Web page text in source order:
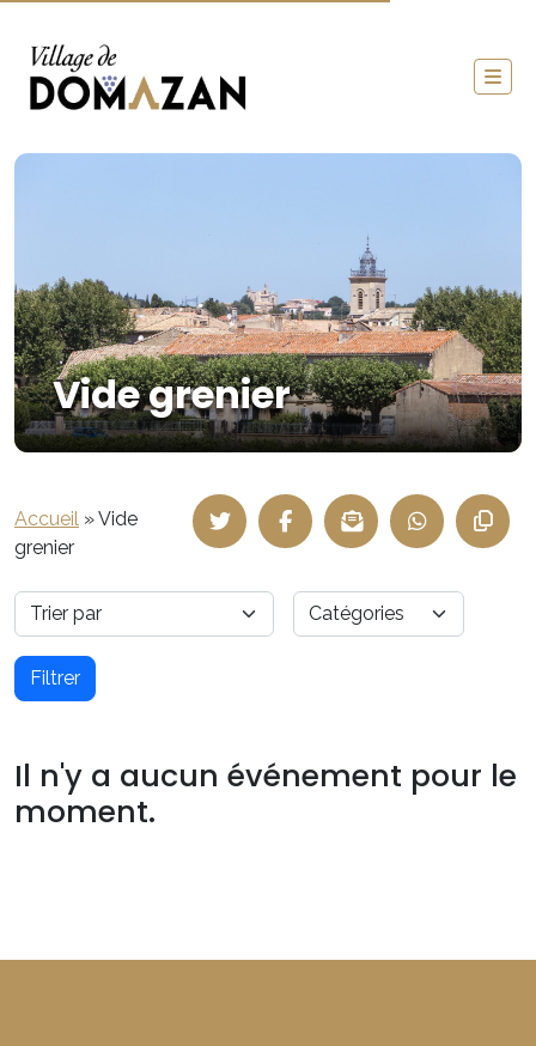
Vide grenier
Accueil »Vide
grenier
Filtrer
Il n'y a aucun événement pour le
moment.